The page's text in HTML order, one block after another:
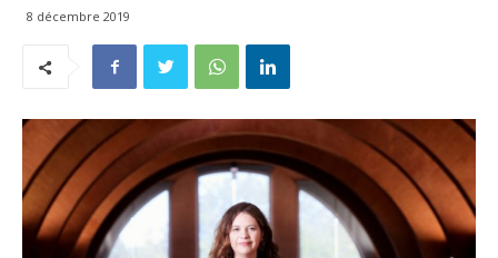
8 décembre 2019